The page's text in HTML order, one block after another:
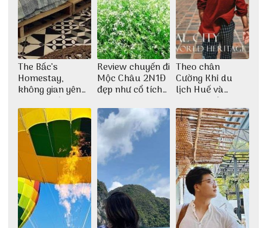
The Bấc’s
Homestay,
không gian yên
bình tại Hòn Sơn
Review chuyến đi
Mộc Châu 2N1Đ
đẹp như cổ tích
Thu Hà
Theo chân
Cường Khỉ du
lịch Huế và
check-in đúng
những góc chụp
đẹp